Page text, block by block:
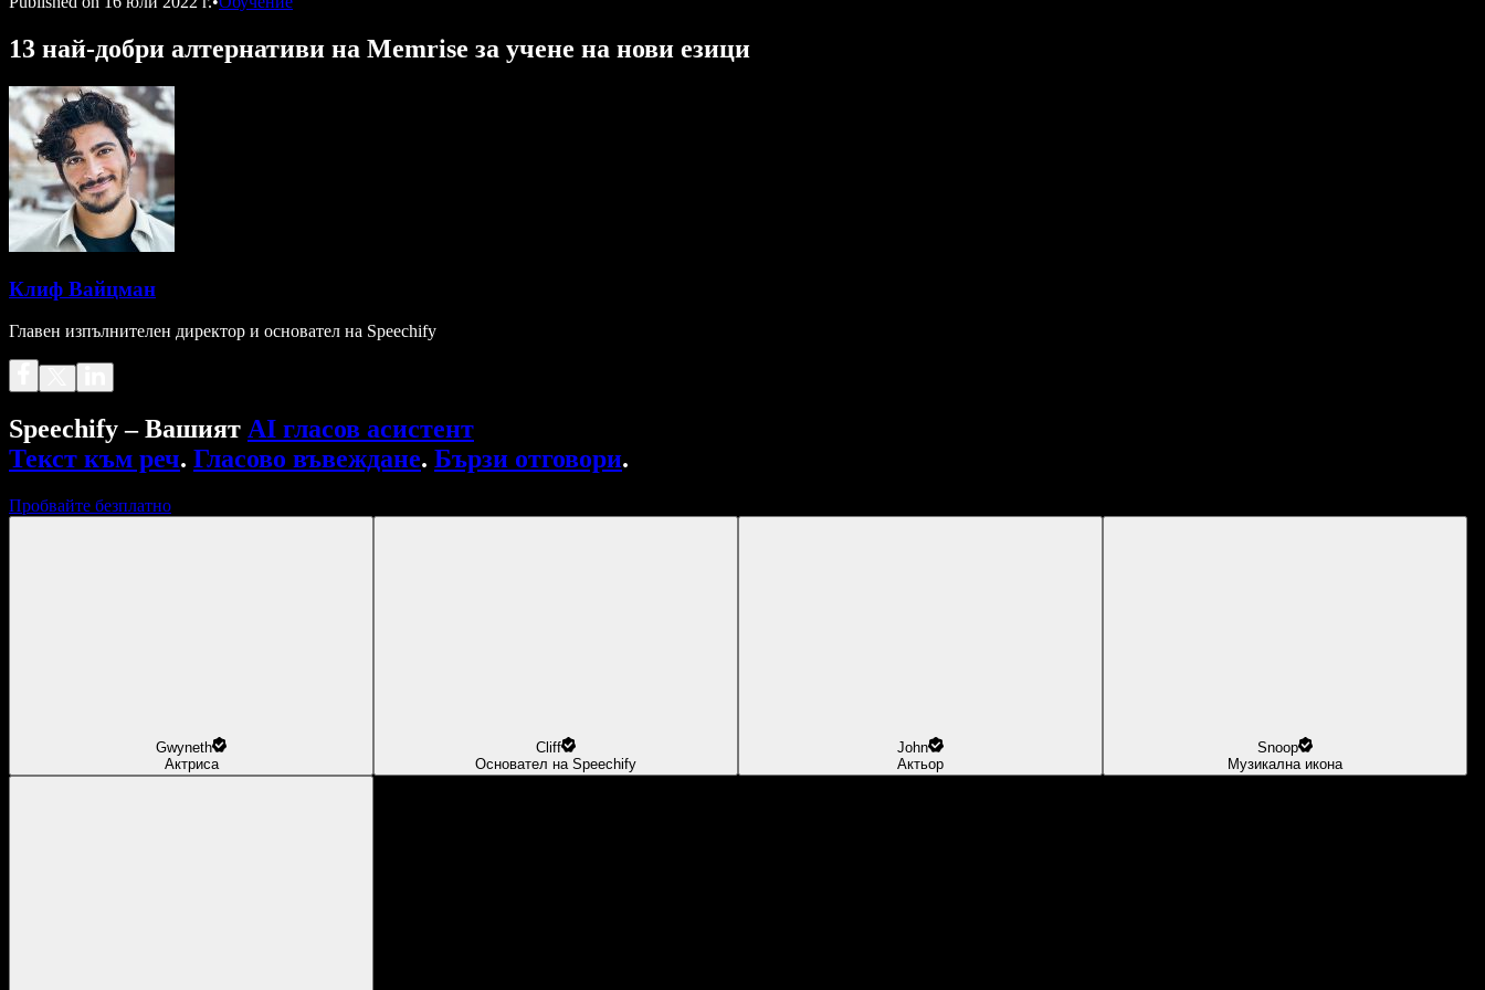
13 най-добри алтернативи на Memrise за учене на нови езици
Клиф Вайцман
Главен изпълнителен директор и основател на Speechify
Speechify – Вашият AI гласов асистент
Текст към реч. Гласово въвеждане. Бързи отговори.
Пробвайте безплатно
Gwyneth
Актриса
Cliff
Основател на Speechify
John
Актьор
Snoop
Музикална икона